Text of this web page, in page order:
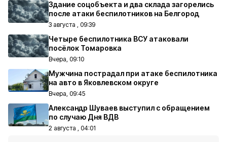
Здание соцобъекта и два склада загорелись
после атаки беспилотников на Белгород
3 августа , 09:39
Четыре беспилотника ВСУ атаковали
посёлок Томаровка
Вчера, 09:10
Мужчина пострадал при атаке беспилотника
на авто в Яковлевском округе
Вчера, 09:45
Александр Шуваев выступил с обращением
по случаю Дня ВДВ
2 августа , 04:01